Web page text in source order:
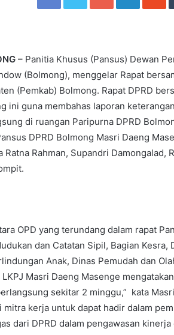
– Panitia Khusus (Pansus) Dewan
(Bolmong), menggelar Rapat
(Pemkab) Bolmong. Rapat DPRD
ini guna membahas laporan
di ruangan Paripurna DPRD
DPRD Bolmong Masri Daeng
Ratna Rahman, Supandri Damongalad,
OPD yang terundang dalam rapat
dan Catatan Sipil, Bagian
Anak, Dinas Pemudah dan
LKPJ Masri Daeng Masenge
sekitar 2 minggu,” kata
mitra kerja untuk dapat hadir dalam
dari DPRD dalam pengawasan